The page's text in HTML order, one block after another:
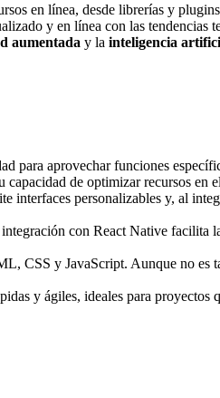
en línea, desde librerías y
y en línea con las tendencias
aumentada y la inteligencia
para aprovechar funciones
de optimizar recursos en
interfaces personalizables y, al
con React Native facilita
CSS y JavaScript. Aunque no es
y ágiles, ideales para proyectos